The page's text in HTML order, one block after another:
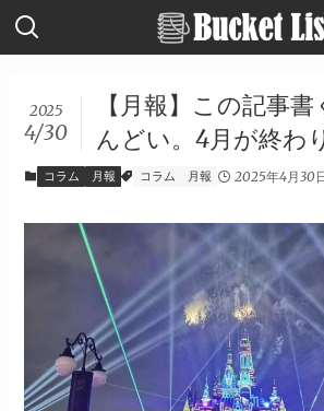
【月報】この記事
んどい。4月が終わ
2025
4/30
コラム 月報 コラム 月報 2025年4月30